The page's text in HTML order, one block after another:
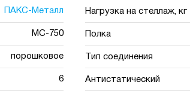
ПАКС-Металл
МС-750
порошковое
6
Нагрузка на стеллаж, кг
Полка
Тип соединения
Антистатический